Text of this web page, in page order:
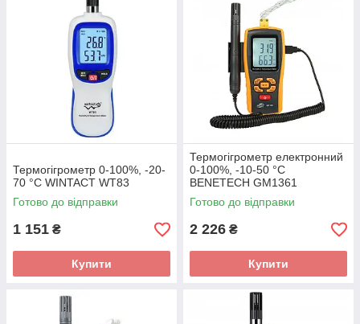
Термогігрометр 0-100%, -20-
70 °C WINTACT WT83
Готово до відправки
1 151 ₴
Купити
Термогігрометр електронний
0-100%, -10-50 °C
BENETECH GM1361
Готово до відправки
2 226 ₴
Купити